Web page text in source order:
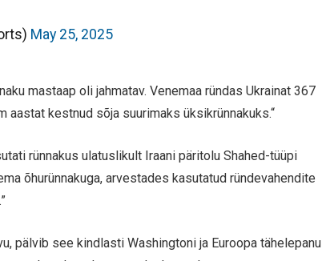
May 25, 2025
mastaap oli jahmatav. Venemaa ründas Ukrainat 367
aastat kestnud sõja suurimaks üksikrünnakuks.“
rünnakus ulatuslikult Iraani päritolu Shahed-tüüpi
õhurünnakuga, arvestades kasutatud ründevahendite
pälvib see kindlasti Washingtoni ja Euroopa tähelepanu